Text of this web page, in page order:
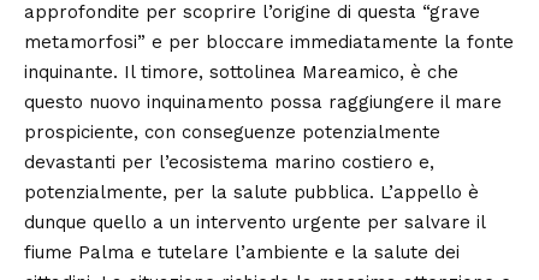
approfondite per scoprire l’origine di questa “grave
metamorfosi” e per bloccare immediatamente la fonte
inquinante. Il timore, sottolinea Mareamico, è che
questo nuovo inquinamento possa raggiungere il mare
prospiciente, con conseguenze potenzialmente
devastanti per l’ecosistema marino costiero e,
potenzialmente, per la salute pubblica. L’appello è
dunque quello a un intervento urgente per salvare il
fiume Palma e tutelare l’ambiente e la salute dei